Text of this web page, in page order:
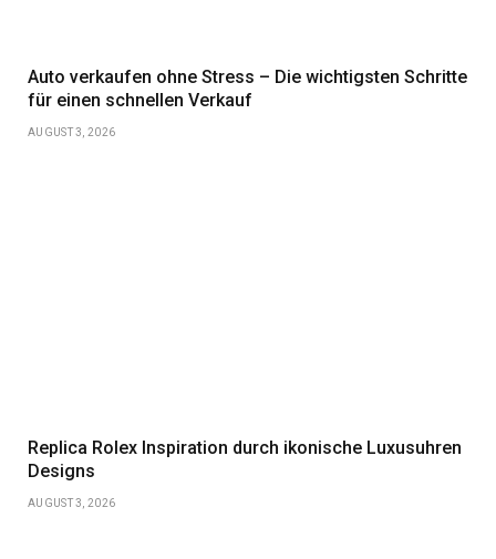
Auto verkaufen ohne Stress – Die wichtigsten Schritte
für einen schnellen Verkauf
AUGUST 3, 2026
Replica Rolex Inspiration durch ikonische Luxusuhren
Designs
AUGUST 3, 2026